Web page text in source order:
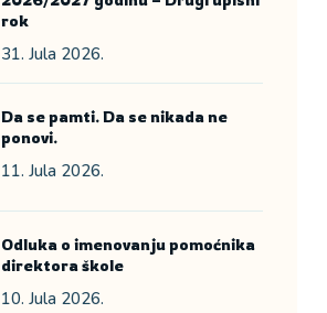
rok
31. Jula 2026.
Da se pamti. Da se nikada ne
ponovi.
11. Jula 2026.
Odluka o imenovanju pomoćnika
direktora škole
10. Jula 2026.